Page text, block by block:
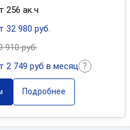
256 ак.ч
32 980 руб.
910 руб.
2 749 руб в месяц
Подробнее